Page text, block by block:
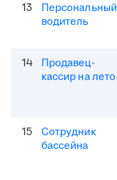
13
Персональный
водитель
14
Продавец-
кассир на лето
15
Сотрудник
бассейна